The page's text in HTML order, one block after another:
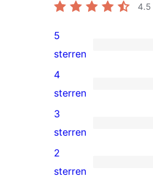
4.5
3
5
sterren
beoordelingen
5
sterren
0
4
sterren
beoordelingen
4
sterren
1
3
ster
3
sterren
0
2
sterren